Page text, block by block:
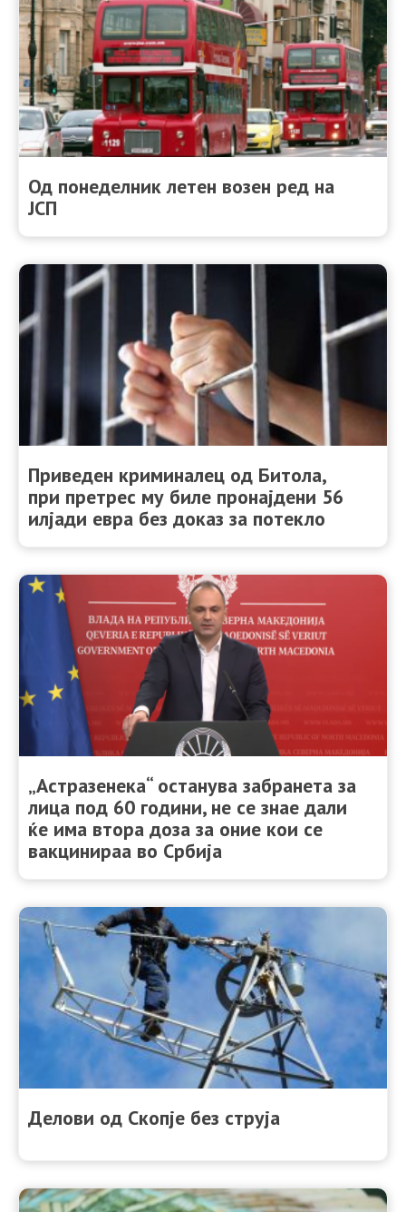
Од понеделник летен возен ред на
ЈСП
Приведен криминалец од Битола,
при претрес му биле пронајдени 56
илјади евра без доказ за потекло
„Астразенека“ останува забранета за
лица под 60 години, не се знае дали
ќе има втора доза за оние кои се
вакцинираа во Србија
Делови од Скопје без струја